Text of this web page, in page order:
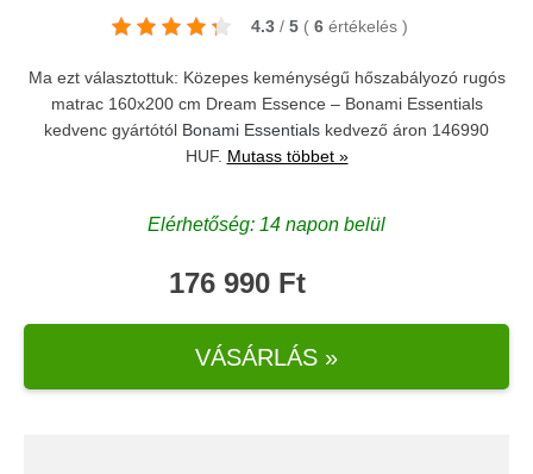
4.3 / 5 ( 6 értékelés )
Ma ezt választottuk: Közepes keménységű hőszabályozó rugós
matrac 160x200 cm Dream Essence – Bonami Essentials
kedvenc gyártótól Bonami Essentials kedvező áron 146990
HUF. Mutass többet »
Elérhetőség: 14 napon belül
176 990 Ft
VÁSÁRLÁS »